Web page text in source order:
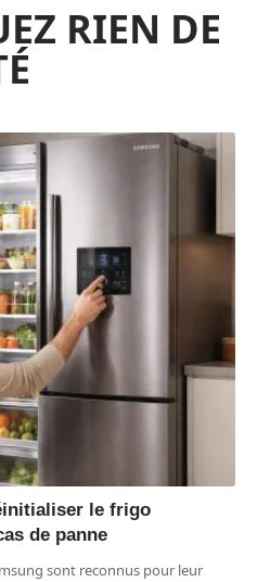
RIEN DE
le frigo
de panne
sont reconnus pour leur